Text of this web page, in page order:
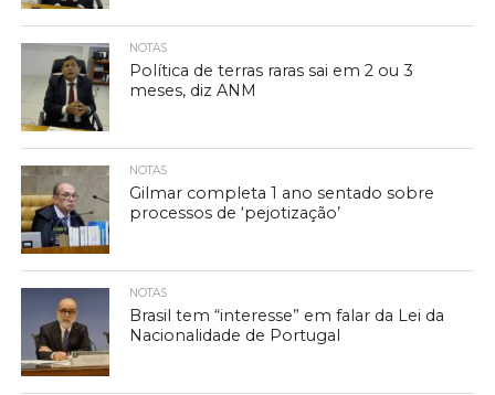
NOTAS
Política de terras raras sai em 2 ou 3
meses, diz ANM
NOTAS
Gilmar completa 1 ano sentado sobre
processos de ‘pejotização’
NOTAS
Brasil tem “interesse” em falar da Lei da
Nacionalidade de Portugal